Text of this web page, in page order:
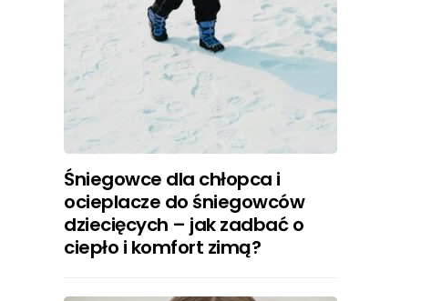
Śniegowce dla chłopca i
ocieplacze do śniegowców
dziecięcych – jak zadbać o
ciepło i komfort zimą?